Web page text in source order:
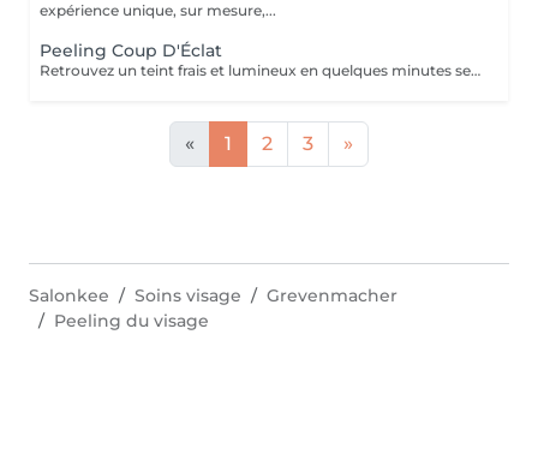
expérience unique, sur mesure,...
Peeling Coup D'Éclat
Retrouvez un teint frais et lumineux en quelques minutes seulement! Idéal avant un évènement, ou pour booster l'éclat de votre peau, ce peeling est adapté à tous les types de peaux.
« 1 2 3 »
Salonkee Soins visage
Grevenmacher
Peeling du visage